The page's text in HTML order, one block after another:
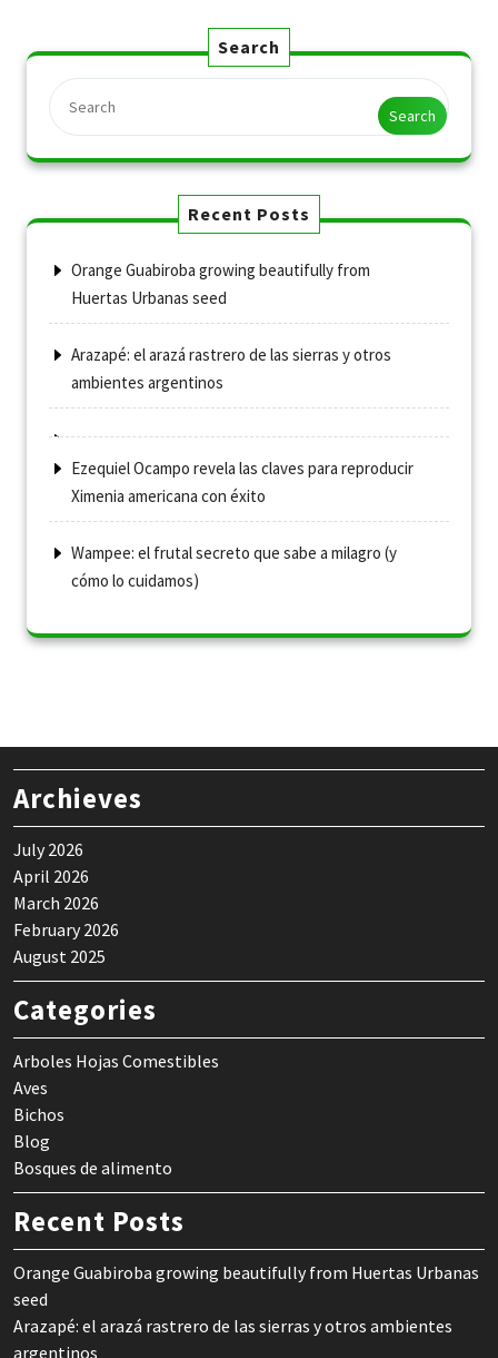
Search
Search
Recent Posts
Orange Guabiroba growing beautifully from
Huertas Urbanas seed
Arazapé: el arazá rastrero de las sierras y otros
ambientes argentinos
Ezequiel Ocampo revela las claves para reproducir
Ximenia americana con éxito
Wampee: el frutal secreto que sabe a milagro (y
cómo lo cuidamos)
Archieves
July 2026
April 2026
March 2026
February 2026
August 2025
Categories
Arboles Hojas Comestibles
Aves
Bichos
Blog
Bosques de alimento
Recent Posts
Orange Guabiroba growing beautifully from Huertas Urbanas
seed
Arazapé: el arazá rastrero de las sierras y otros ambientes
argentinos